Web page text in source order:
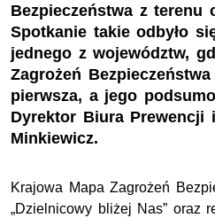
Bezpieczeństwa z terenu
Spotkanie takie odbyło
jednego z województw,
Zagrożeń
pierwsza, a jego
Dyrektor Biura Prewencji
Minkiewicz.
Krajowa Mapa Zagrożeń
„Dzielnicowy bliżej Nas” oraz